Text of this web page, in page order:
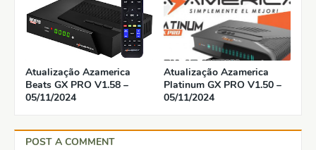
Atualização Azamerica
Beats GX PRO V1.58 –
05/11/2024
Atualização Azamerica
Platinum GX PRO V1.50 –
05/11/2024
POST A COMMENT